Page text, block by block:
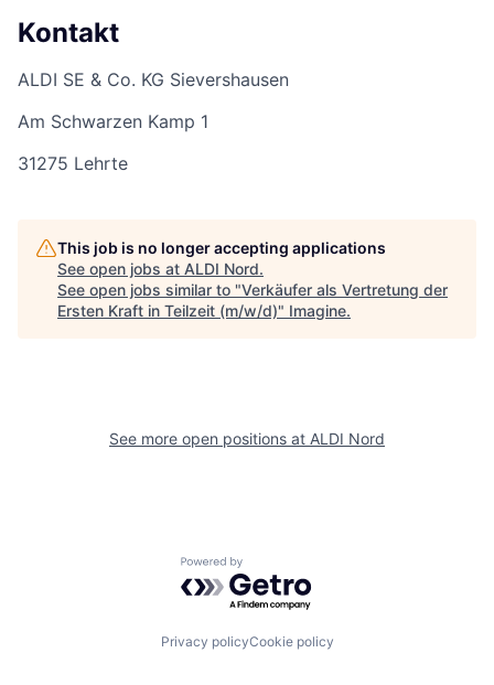
Kontakt
ALDI SE & Co. KG Sievershausen
Am Schwarzen Kamp 1
31275 Lehrte
This job is no longer accepting applications
See open jobs at ALDI Nord.
See open jobs similar to "Verkäufer als Vertretung der
Ersten Kraft in Teilzeit (m/w/d)" Imagine.
See more open positions at ALDI Nord
Powered by Getro.com
Privacy policyCookie policy